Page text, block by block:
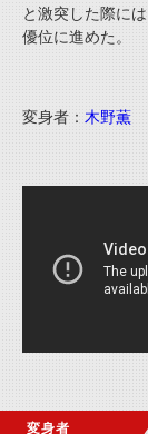
と激突した際に
優位に進めた。
変身者： 木野薫
変身者